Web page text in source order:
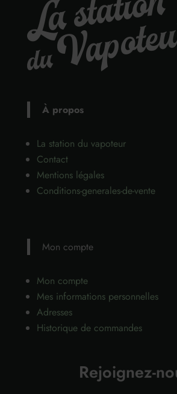
À propos
La station du vapoteur
Contact
Mentions légales
Conditions-generales-de-vente
Mon compte
Mon compte
Mes informations personnelles
Adresses
Historique de commandes
Rejoignez-